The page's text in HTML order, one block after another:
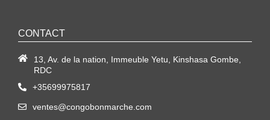
CONTACT
13, Av. de la nation, Immeuble Yetu, Kinshasa Gombe,
RDC
+35699975817
ventes@congobonmarche.com